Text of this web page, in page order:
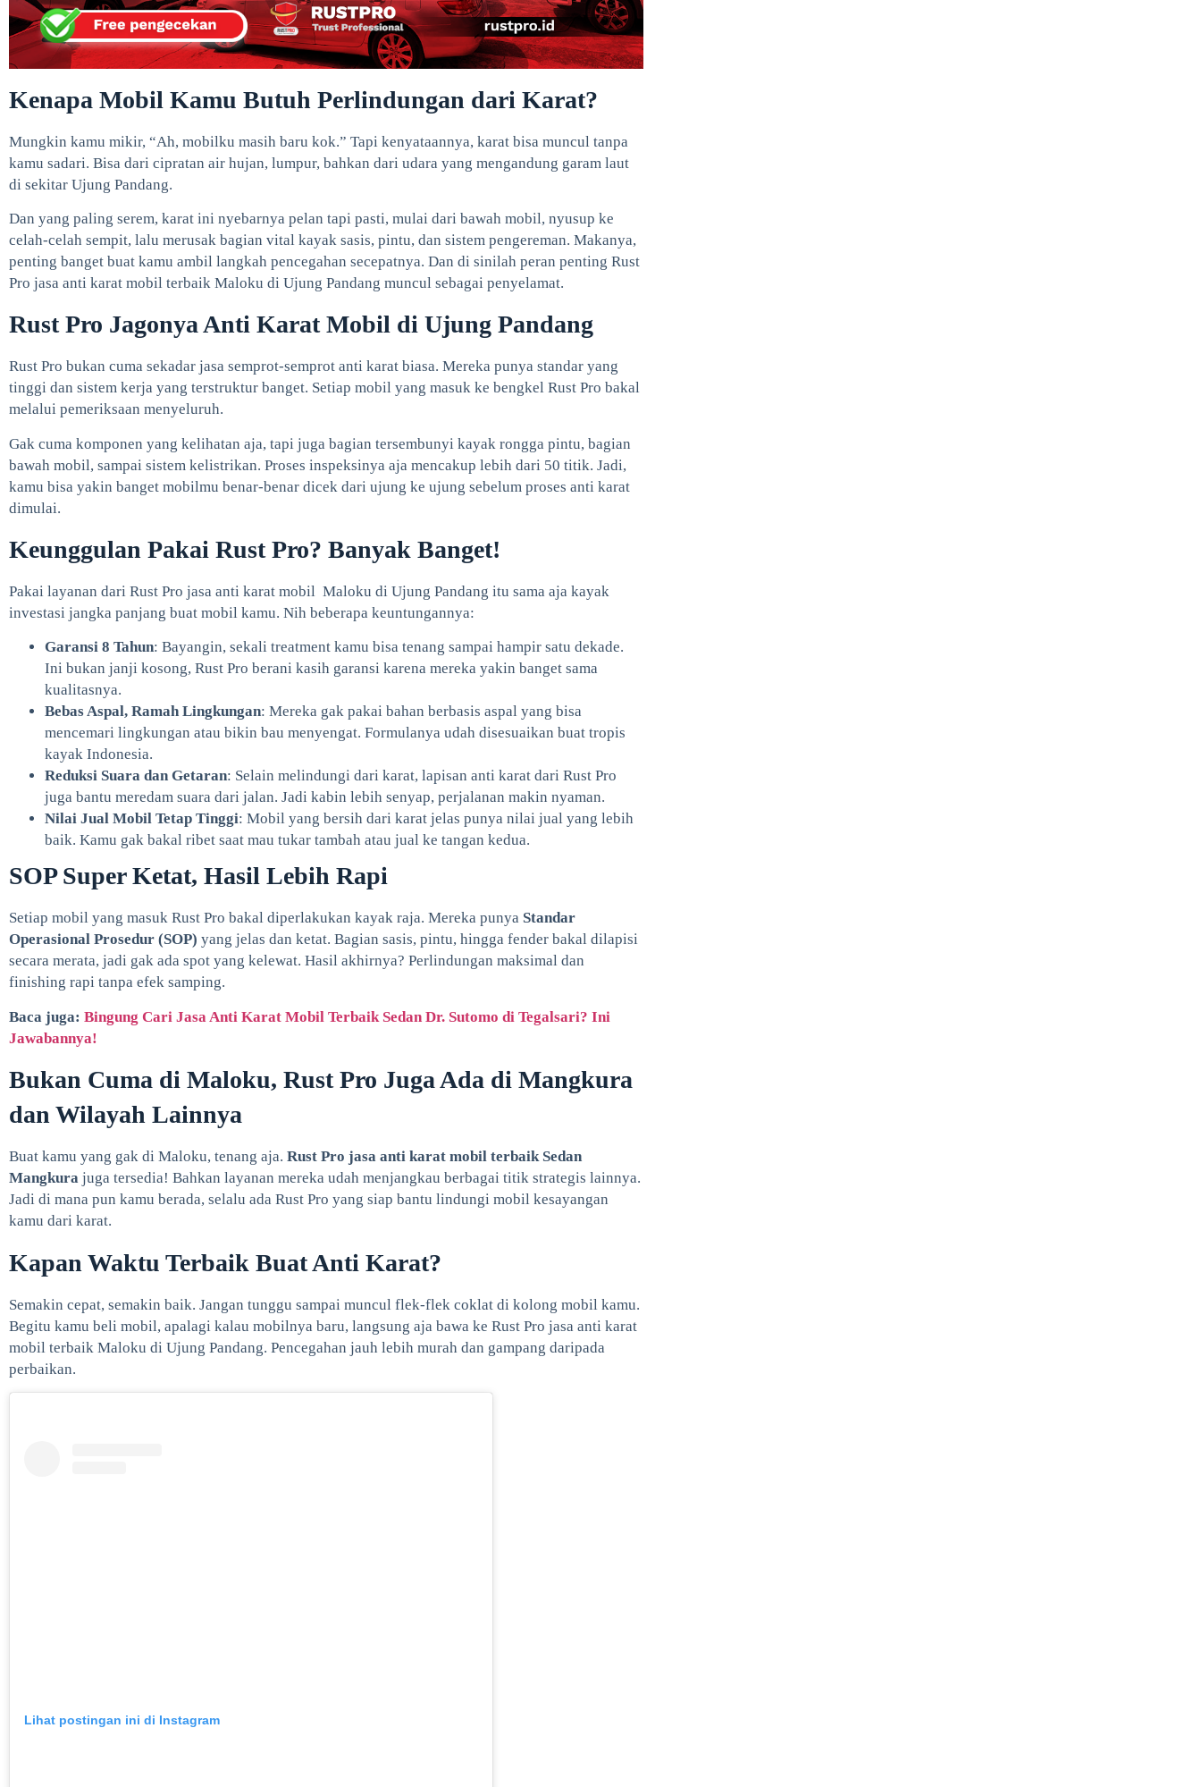
Kenapa Mobil Kamu Butuh Perlindungan dari Karat?
Mungkin kamu mikir, “Ah, mobilku masih baru kok.” Tapi kenyataannya, karat bisa muncul tanpa
kamu sadari. Bisa dari cipratan air hujan, lumpur, bahkan dari udara yang mengandung garam laut
di sekitar Ujung Pandang.
Dan yang paling serem, karat ini nyebarnya pelan tapi pasti, mulai dari bawah mobil, nyusup ke
celah-celah sempit, lalu merusak bagian vital kayak sasis, pintu, dan sistem pengereman. Makanya,
penting banget buat kamu ambil langkah pencegahan secepatnya. Dan di sinilah peran penting Rust
Pro jasa anti karat mobil terbaik Maloku di Ujung Pandang muncul sebagai penyelamat.
Rust Pro Jagonya Anti Karat Mobil di Ujung Pandang
Rust Pro bukan cuma sekadar jasa semprot-semprot anti karat biasa. Mereka punya standar yang
tinggi dan sistem kerja yang terstruktur banget. Setiap mobil yang masuk ke bengkel Rust Pro bakal
melalui pemeriksaan menyeluruh.
Gak cuma komponen yang kelihatan aja, tapi juga bagian tersembunyi kayak rongga pintu, bagian
bawah mobil, sampai sistem kelistrikan. Proses inspeksinya aja mencakup lebih dari 50 titik. Jadi,
kamu bisa yakin banget mobilmu benar-benar dicek dari ujung ke ujung sebelum proses anti karat
dimulai.
Keunggulan Pakai Rust Pro? Banyak Banget!
Pakai layanan dari Rust Pro jasa anti karat mobil Maloku di Ujung Pandang itu sama aja kayak
investasi jangka panjang buat mobil kamu. Nih beberapa keuntungannya:
Garansi 8 Tahun: Bayangin, sekali treatment kamu bisa tenang sampai hampir satu dekade.
Ini bukan janji kosong, Rust Pro berani kasih garansi karena mereka yakin banget sama
kualitasnya.
Bebas Aspal, Ramah Lingkungan: Mereka gak pakai bahan berbasis aspal yang bisa
mencemari lingkungan atau bikin bau menyengat. Formulanya udah disesuaikan buat tropis
kayak Indonesia.
Reduksi Suara dan Getaran: Selain melindungi dari karat, lapisan anti karat dari Rust Pro
juga bantu meredam suara dari jalan. Jadi kabin lebih senyap, perjalanan makin nyaman.
Nilai Jual Mobil Tetap Tinggi: Mobil yang bersih dari karat jelas punya nilai jual yang lebih
baik. Kamu gak bakal ribet saat mau tukar tambah atau jual ke tangan kedua.
SOP Super Ketat, Hasil Lebih Rapi
Setiap mobil yang masuk Rust Pro bakal diperlakukan kayak raja. Mereka punya Standar
Operasional Prosedur (SOP) yang jelas dan ketat. Bagian sasis, pintu, hingga fender bakal dilapisi
secara merata, jadi gak ada spot yang kelewat. Hasil akhirnya? Perlindungan maksimal dan
finishing rapi tanpa efek samping.
Baca juga: Bingung Cari Jasa Anti Karat Mobil Terbaik Sedan Dr. Sutomo di Tegalsari? Ini
Jawabannya!
Bukan Cuma di Maloku, Rust Pro Juga Ada di Mangkura
dan Wilayah Lainnya
Buat kamu yang gak di Maloku, tenang aja. Rust Pro jasa anti karat mobil terbaik Sedan
Mangkura juga tersedia! Bahkan layanan mereka udah menjangkau berbagai titik strategis lainnya.
Jadi di mana pun kamu berada, selalu ada Rust Pro yang siap bantu lindungi mobil kesayangan
kamu dari karat.
Kapan Waktu Terbaik Buat Anti Karat?
Semakin cepat, semakin baik. Jangan tunggu sampai muncul flek-flek coklat di kolong mobil kamu.
Begitu kamu beli mobil, apalagi kalau mobilnya baru, langsung aja bawa ke Rust Pro jasa anti karat
mobil terbaik Maloku di Ujung Pandang. Pencegahan jauh lebih murah dan gampang daripada
perbaikan.
Lihat postingan ini di Instagram